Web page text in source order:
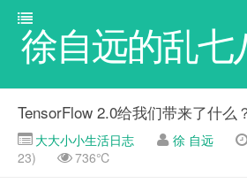
徐自远的乱七
TensorFlow 2.0给我们带来了什么
大大小小生活日志 徐 自远
23)
736℃